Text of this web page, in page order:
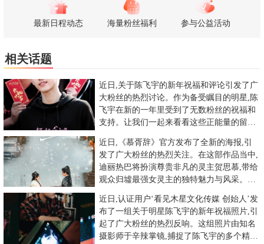
最新日程动态 海量粉丝福利 参与公益活动
相关话题
近日,关于陈飞宇的新年祝福和评论引发了广
大粉丝的热烈讨论。作为备受瞩目的明星,陈
飞宇在新的一年里受到了无数粉丝的祝福和
支持。让我们一起来看看这些正能量的留言
近日,《慕胥辞》官方发布了全新的海报,引
发了广大粉丝的热烈关注。在这部作品当中,
迪丽热巴将扮演尊贵非凡的灵主贺思慕,带给
观众归墟最强女灵主的独特魅力与风采。万
近日,认证用户‘看见木星文化传媒 创始人’发
布了一组关于明星陈飞宇的新年祝福照片,引
起了广大粉丝的热烈反响。这组照片由知名
摄影师于辛辣掌镜,捕捉了陈飞宇的多个精彩